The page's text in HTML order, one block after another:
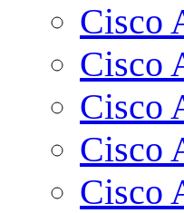
Cisco
Cisco
Cisco
Cisco
Cisco